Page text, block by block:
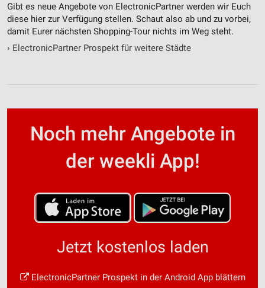
Gibt es neue Angebote von ElectronicPartner werden wir Euch
diese hier zur Verfügung stellen. Schaut also ab und zu vorbei,
damit Eurer nächsten Shopping-Tour nichts im Weg steht.
› ElectronicPartner Prospekt für weitere Städte
Noch mehr Angebote in
der weekli App!
Jetzt kostenlos laden
ElectronicPartner Prospekt in der Android App blättern